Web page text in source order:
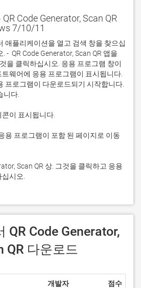
Code Generator, Scan QR
7/10/11
애플리케이션을 열고 검색 창을 찾으십
-  QR Code Generator, Scan QR 앱을
을 클릭하십시오. 응용 프로그램 창이
웨어에 응용 프로그램이 표시됩니다.
프로그램이 다운로드되기 시작합니다.
시오.
QR 다운로드
개발자 점수